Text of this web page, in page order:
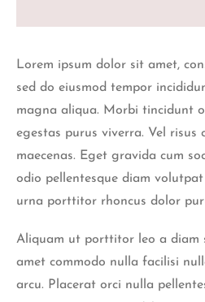
Lorem ipsum dolor sit amet,
sed do eiusmod tempor
magna aliqua. Morbi tincidunt
egestas purus viverra. Vel risus
maecenas. Eget gravida cum
odio pellentesque diam
urna porttitor rhoncus dolor
Aliquam ut porttitor leo a diam
amet commodo nulla facilisi
arcu. Placerat orci nulla